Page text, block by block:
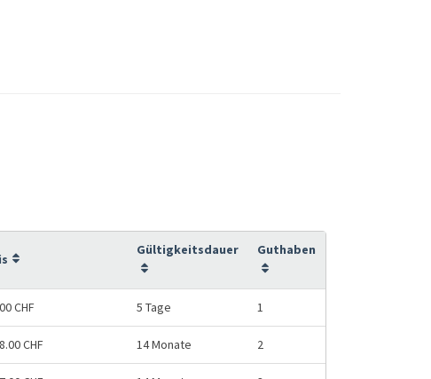
Gültigkeitsdauer Guthaben
CHF 5 Tage 1
CHF 14 Monate 2